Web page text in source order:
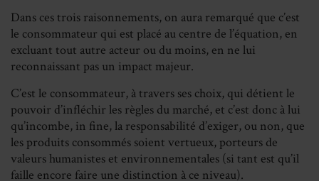
Dans ces trois raisonnements, on aura remarqué que c’est
le consommateur qui est placé au centre de l’équation, en
excluant tout autre acteur ou du moins, en ne lui
reconnaissant pas un impact majeur.
C’est le consommateur, à travers ses choix, qui détient le
pouvoir d’infléchir les règles du marché, et c’est donc à lui
qu’incombe, in fine, la responsabilité d’exiger, ou non, que
les produits consommés soient vertueux, porteurs de
valeurs humanistes et environnementales (si tant est qu’il
faille encore faire une distinction à ce niveau).